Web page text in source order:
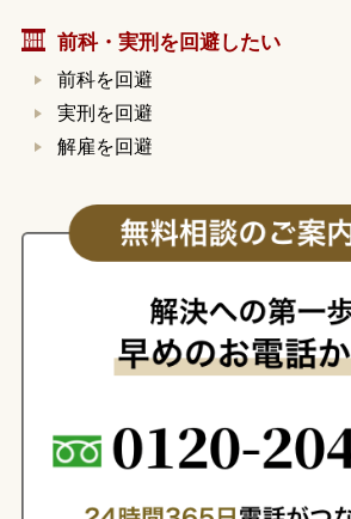
前科・実刑を回避したい
前科を回避
実刑を回避
解雇を回避